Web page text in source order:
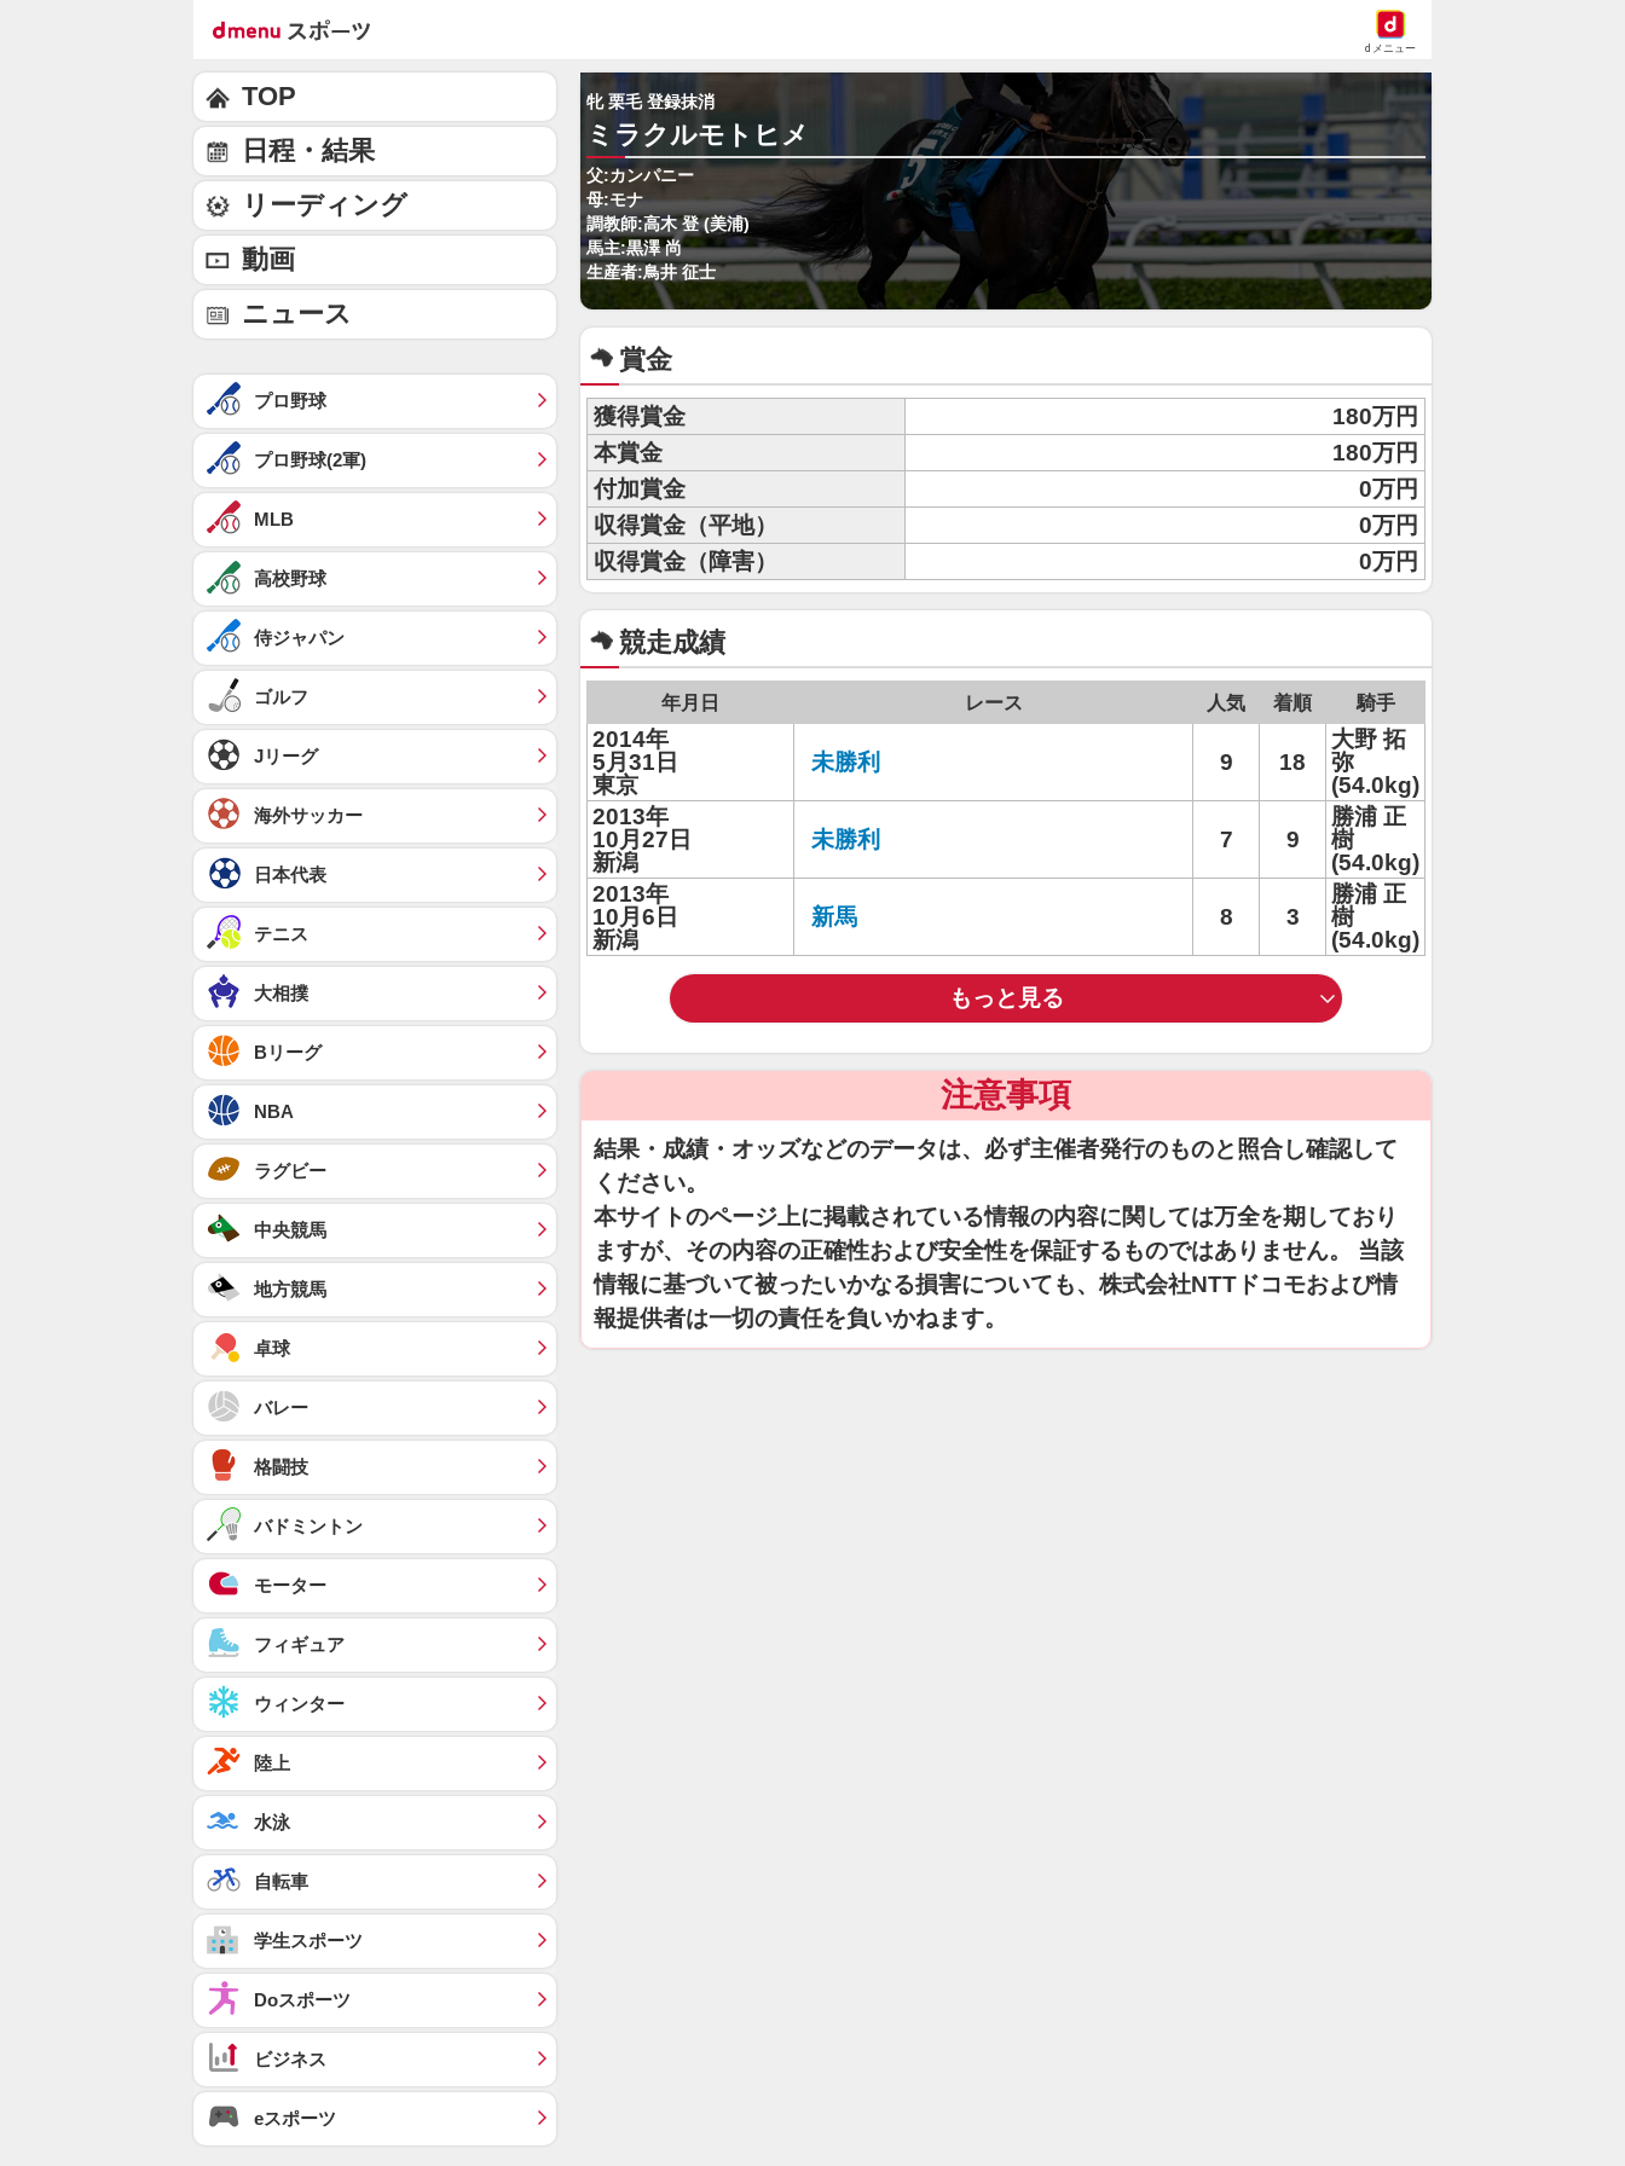
dメニュー
牝 栗毛 登録抹消
ミラクルモトヒメ
父:カンパニー
母:モナ
調教師:高木 登 (美浦)
馬主:黒澤 尚
生産者:鳥井 征士
賞金
獲得賞金
180万円
本賞金
180万円
付加賞金
0万円
収得賞金（平地）
0万円
収得賞金（障害）
0万円
競走成績
年月日 レース 人気 着順 騎手
2014年
5月31日
東京
未勝利 9 18
大野 拓
弥
(54.0kg)
2013年
10月27日
新潟
未勝利 7 9
勝浦 正
樹
(54.0kg)
2013年
10月6日
新潟
新馬 8 3
勝浦 正
樹
(54.0kg)
もっと見る
注意事項
結果・成績・オッズなどのデータは、必ず主催者発行のものと照合し確認して
ください。
本サイトのページ上に掲載されている情報の内容に関しては万全を期しており
ますが、その内容の正確性および安全性を保証するものではありません。 当該
情報に基づいて被ったいかなる損害についても、株式会社NTTドコモおよび情
報提供者は一切の責任を負いかねます。
TOP
日程・結果
リーディング
動画
ニュース
プロ野球
プロ野球(2軍)
MLB
高校野球
侍ジャパン
ゴルフ
Jリーグ
海外サッカー
日本代表
テニス
大相撲
Bリーグ
NBA
ラグビー
中央競馬
地方競馬
卓球
バレー
格闘技
バドミントン
モーター
フィギュア
ウィンター
陸上
水泳
自転車
学生スポーツ
Doスポーツ
ビジネス
eスポーツ